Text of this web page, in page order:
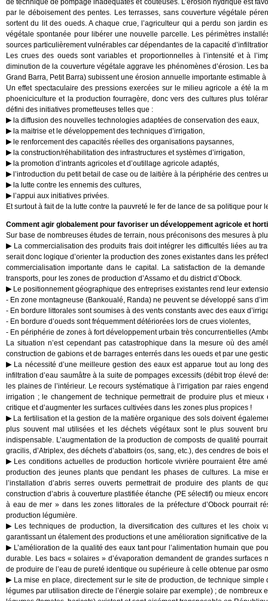
de technique de pompage inadéquates et couteuses. L’érosion hydrique est
par le déboisement des pentes. Les terrasses, sans couverture végétale
sortent du lit des oueds. A chaque crue, l’agriculteur qui a perdu son jardin
végétale spontanée pour libérer une nouvelle parcelle. Les périmètres
sources particulièrement vulnérables car dépendantes de la capacité
Les crues des oueds sont variables et proportionnelles à l’intensité et à
diminution de la couverture végétale aggrave les phénomènes d’érosion. Les
Grand Barra, Petit Barra) subissent une érosion annuelle importante estimable à
Un effet spectaculaire des pressions exercées sur le milieu agricole a été la
phoeniciculture et la production fourragère, donc vers des cultures plus
défini des initiatives prometteuses telles que :
la diffusion des nouvelles technologies adaptées de conservation des eaux,
la maitrise et le développement des techniques d’irrigation,
le renforcement des capacités réelles des organisations paysannes,
la construction/réhabilitation des infrastructures et systèmes d’irrigation,
la promotion d’intrants agricoles et d’outillage agricole adaptés,
l’introduction du petit betail de case ou de laitière à la périphérie des centres
la lutte contre les ennemis des cultures,
l’appui aux initiatives privées.
Et surtout à fait de la lutte contre la pauvreté le fer de lance de sa politique pour
Comment agir globalement pour favoriser un développement agricole et
Sur base de nombreuses études de terrain, nous préconisons des mesures à
La commercialisation des produits frais doit intégrer les difficultés liées au
serait donc logique d’orienter la production des zones existantes dans les
commercialisation importante dans le capital. La satisfaction de la
transports, pour les zones de production d’Assamo et du district d’Obock.
Le positionnement géographique des entreprises existantes rend leur
- En zone montagneuse (Bankoualé, Randa) ne peuvent se développé sans
- En bordure littorales sont soumises à des vents constants avec des eaux
- En bordure d’oueds sont fréquemment détériorées lors de crues violentes,
- En périphérie de zones à fort développement urbain très concurrentielles
La situation n’est cependant pas catastrophique dans la mesure où des
construction de gabions et de barrages enterrés dans les oueds et par une
La nécessité d’une meilleure gestion des eaux est apparue tout au long
infiltration d’eau saumâtre à la suite de pompages excessifs (débit trop élevé
les plaines de l’intérieur. Le recours systématique à l’irrigation par raies
irrigation ; le changement de technique permettrait de produire plus et
critique et d’augmenter les surfaces cultivées dans les zones plus propices !
La fertilisation et la gestion de la matière organique des sols doivent
plus souvent mal utilisées et les déchets végétaux sont le plus souvent
indispensable. L’augmentation de la production de composts de qualité
gracilis, d’Atriplex, des déchets d’abattoirs (os, sang, etc.), des cendres de bois
Les conditions actuelles de production horticole vivrière pourraient être
production des jeunes plants que pendant les phases de cultures. La mise
l’installation d’abris serres ouverts permettrait de produire des plants de
construction d’abris à couverture plastifiée étanche (PE sélectif) ou mieux
à eau de mer » dans les zones littorales de la préfecture d’Obock pourrait
production légumière.
Les techniques de production, la diversification des cultures et les choix
garantissant un étalement des productions et une amélioration significative de
L’amélioration de la qualité des eaux tant pour l’alimentation humain que
durable. Les bacs « solaires » d’évaporation demandent de grandes
de produire de l’eau de pureté identique ou supérieure à celle obtenue par
La mise en place, directement sur le site de production, de technique
légumes par utilisation directe de l’énergie solaire par exemple) ; de